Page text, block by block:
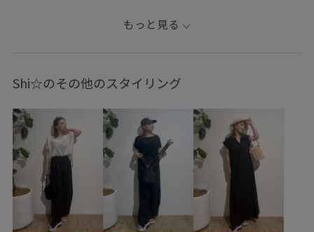
カジュアルコーデ
シャツ/ブラウス ニット/セーター
GDH55230 GDM85500 GDS15230 GDV16070
25AW10 25AW15 25AW20 25AWRPknitcollection
25AWRPknitcollection_all 25awRP通勤トップス
25SS20 26SSceremony 26SSクリアツイル
もっと見る
Shi☆のその他のスタイリング